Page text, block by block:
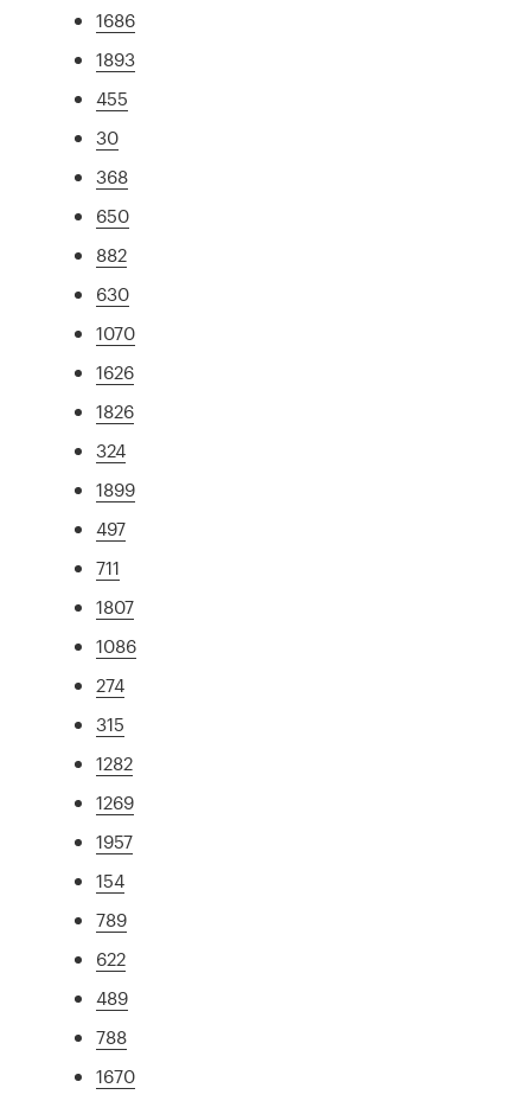
1686
1893
455
30
368
650
882
630
1070
1626
1826
324
1899
497
711
1807
1086
274
315
1282
1269
1957
154
789
622
489
788
1670